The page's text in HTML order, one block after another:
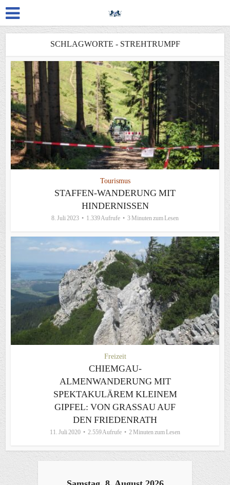
SCHLAGWORTE - STREHTRUMPF
Tourismus
STAFFEN-WANDERUNG MIT
HINDERNISSEN
8. Juli 2023 1.339 Aufrufe 3 Minuten zum Lesen
Freizeit
CHIEMGAU-
ALMENWANDERUNG MIT
SPEKTAKULÄREM KLEINEM
GIPFEL: VON GRASSAU AUF
DEN FRIEDENRATH
11. Juli 2020 2.559 Aufrufe 2 Minuten zum Lesen